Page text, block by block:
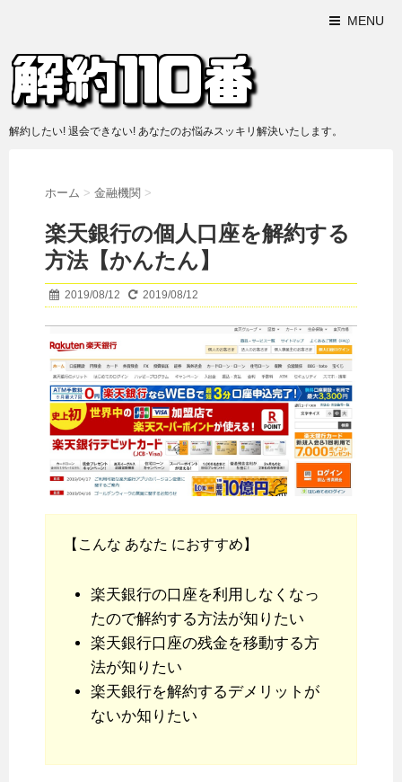
MENU
解約したい! 退会できない! あなたのお悩みスッキリ解決いたします。
ホーム > 金融機関 >
楽天銀行の個人口座を解約する
方法【かんたん】
2019/08/12 2019/08/12
【こんな あなた におすすめ】
楽天銀行の口座を利用しなくなっ
たので解約する方法が知りたい
楽天銀行口座の残金を移動する方
法が知りたい
楽天銀行を解約するデメリットが
ないか知りたい